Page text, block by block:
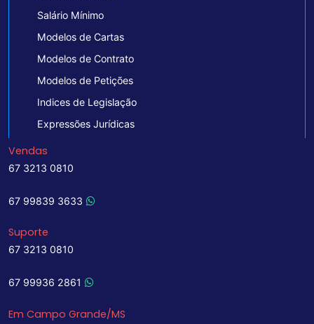
Salário Mínimo
Modelos de Cartas
Modelos de Contrato
Modelos de Petições
Indices de Legislação
Expressões Jurídicas
Vendas
67 3213 0810
67 99839 3633
Suporte
67 3213 0810
67 99936 2861
Em Campo Grande/MS